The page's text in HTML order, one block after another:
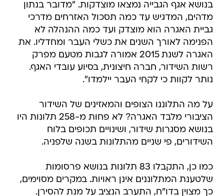
בנושא אגף הגבייה נמצאו מוצדקות. "מדובר בנתון
מדהים, המדגיש עד כמה תסכול האזרחים מדרכי
גביית האגרה הוא מוצדק ועד כמה ההנהלה לא
הפנימה לאורך השנים את כשלי העבר ומחדליו. את
האגרה לשנת 2015 אמורה לגבות מטעם מפרק
רשות השידור, חברה חיצונית, בסיוע עובדי האגף.
נותר לקוות כי לקחי העבר יילמדו".
על מה התלוננו הצופים והמאזינים של השידור
הציבורי מלבד האגרה? לא פחות מ-258 תלונות היו
בנושא מסגרות שידור, ושינויים תכופים בלוח
השידורים, פי שניים מהתלונות בשנה שלפניה.
כמו כן, התקבלו 83 תלונות בנושא פרסומות
שלטענת המתלוננים אינן ראויות. במקרים מסוימים,
כך מצוין בדו"ח, התערב הנציב על מנת להסירן.